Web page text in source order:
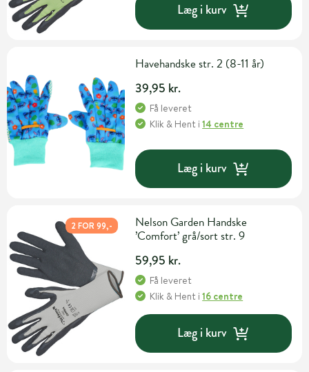
Læg i kurv
Havehandske str. 2 (8-11 år)
39,95 kr.
Få leveret
Klik & Hent i14 centre
Læg i kurv
2 FOR 99,-
Nelson Garden Handske
’Comfort’ grå/sort str. 9
59,95 kr.
Få leveret
Klik & Hent i16 centre
Læg i kurv